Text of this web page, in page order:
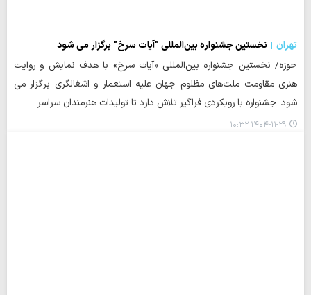
تهران
نخستین جشنواره بین‌المللی "آیات سرخ" برگزار می شود
حوزه/ نخستین جشنواره بین‌المللی «آیات سرخ» با هدف نمایش و روایت
هنری مقاومت ملت‌های مظلوم جهان علیه استعمار و اشغالگری برگزار می
شود. جشنواره با رویکردی فراگیر تلاش دارد تا تولیدات هنرمندان سراسر…
۱۴۰۴-۱۱-۲۹ ۱۰:۳۲